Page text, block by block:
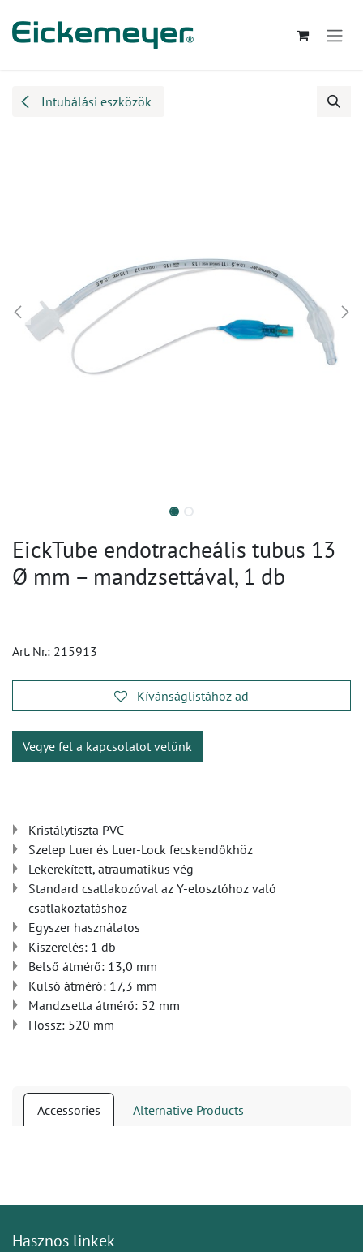
Intubálási eszközök
EickTube endotracheális tubus 13
Ø mm – mandzsettával, 1 db
Art. Nr.: 215913
Kívánságlistához ad
Vegye fel a kapcsolatot velünk
Kristálytiszta PVC
Szelep Luer és Luer-Lock fecskendőkhöz
Lekerekített, atraumatikus vég
Standard csatlakozóval az Y-elosztóhoz való
csatlakoztatáshoz
Egyszer használatos
Kiszerelés: 1 db
Belső átmérő: 13,0 mm
Külső átmérő: 17,3 mm
Mandzsetta átmérő: 52 mm
Hossz: 520 mm
Accessories Alternative Products
Hasznos linkek